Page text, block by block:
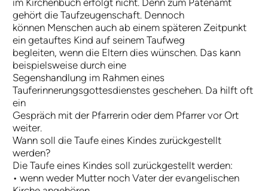
im Kirchenbuch erfolgt nicht. Denn zum Patenamt
gehört die Taufzeugenschaft. Dennoch
können Menschen auch ab einem späteren Zeitpunkt
ein getauftes Kind auf seinem Taufweg
begleiten, wenn die Eltern dies wünschen. Das kann
beispielsweise durch eine
Segenshandlung im Rahmen eines
Tauferinnerungsgottesdienstes geschehen. Da hilft oft
ein
Gespräch mit der Pfarrerin oder dem Pfarrer vor Ort
weiter.
Wann soll die Taufe eines Kindes zurückgestellt
werden?
Die Taufe eines Kindes soll zurückgestellt werden:
• wenn weder Mutter noch Vater der evangelischen